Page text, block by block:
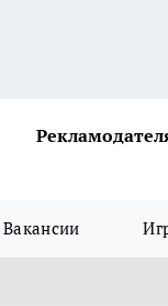
Вакансии